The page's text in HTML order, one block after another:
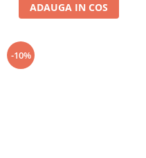
ADAUGA IN COS
-10%